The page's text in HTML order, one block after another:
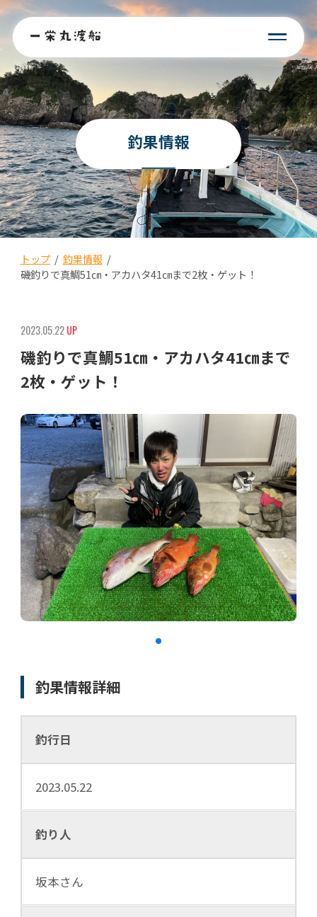
釣果情報
トップ/ 釣果情報 /
磯釣りで真鯛51㎝・アカハタ41㎝まで2枚・ゲット！
2023.05.22UP
磯釣りで真鯛51㎝・アカハタ41㎝まで
2枚・ゲット！
釣果情報詳細
釣行日
2023.05.22
釣り人
坂本さん